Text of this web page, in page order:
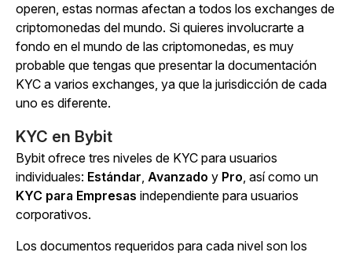
operen, estas normas afectan a todos los exchanges de
criptomonedas del mundo. Si quieres involucrarte a
fondo en el mundo de las criptomonedas, es muy
probable que tengas que presentar la documentación
KYC a varios exchanges, ya que la jurisdicción de cada
uno es diferente.
KYC en Bybit
Bybit ofrece tres niveles de KYC para usuarios
individuales: Estándar, Avanzado y Pro, así como un
KYC para Empresas independiente para usuarios
corporativos.
Los documentos requeridos para cada nivel son los